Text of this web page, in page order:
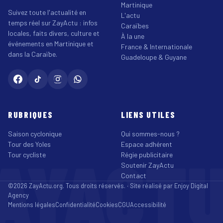
Suivez toute l'actualité en
temps réel sur ZayActu : infos
locales, faits divers, culture et
événements en Martinique et
dans la Caraïbe.
Martinique
L'actu
Caraïbes
À la une
France & Internationale
Guadeloupe & Guyane
RUBRIQUES
Saison cyclonique
Tour des Yoles
Tour cycliste
LIENS UTILES
Qui sommes-nous ?
Espace adhérent
Régie publicitaire
Soutenir ZayActu
Contact
©2026 ZayActu.org. Tous droits réservés. · Site réalisé par Enjoy Digital
Agency
Mentions légalesConfidentialitéCookiesCGUAccessibilité